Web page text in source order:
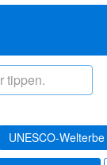
UNESCO-Welterbe